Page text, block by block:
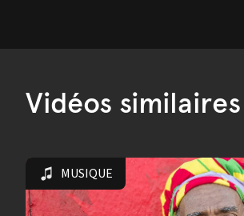
Vidéos similaires
MUSIQUE